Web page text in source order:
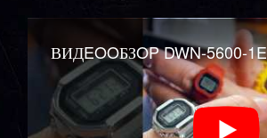
ВИДEOOБЗOP DWN-5600-1E